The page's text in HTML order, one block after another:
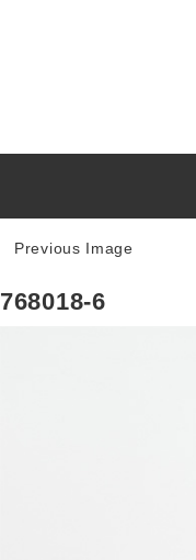
Previous Image
768018-6